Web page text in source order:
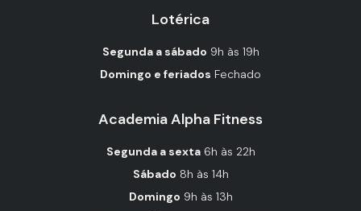
Lotérica
Segunda a sábado 9h às 19h
Domingo e feriados Fechado
Academia Alpha Fitness
Segunda a sexta 6h às 22h
Sábado 8h às 14h
Domingo 9h às 13h